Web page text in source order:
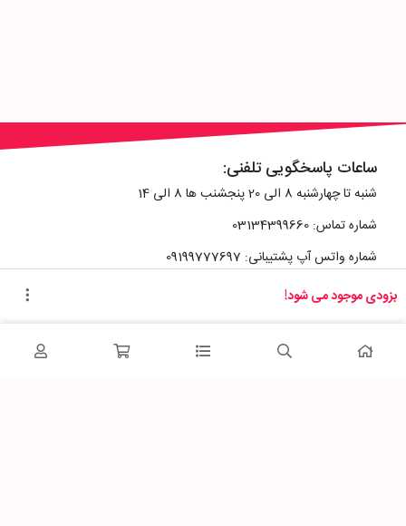
بزودی موجود می شود!
ساعات پاسخگویی تلفنی:
شنبه تا چهارشنبه 8 الی 20 پنجشنب ها 8 الی 14
شماره تماس: 03134399660
شماره واتس آپ پشتیبانی: 09199777697
اصفهان، خیابان رزمندگان، کوچه شماره سه فرعی 2 پلاک 10